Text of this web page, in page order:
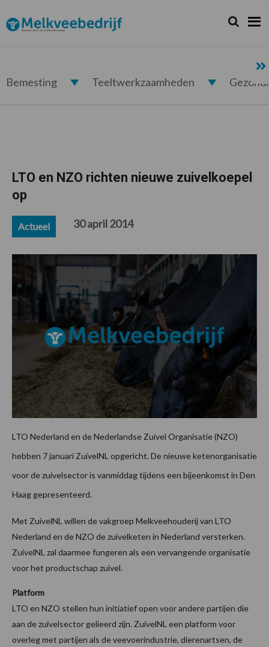
de
hoofdnavigatie
de
hoofd
de
eerste
de
voettekst
Melkveebedrijf.nl Zoeken...
Zoek
Bemesting Teeltwerkzaamheden
LTO en NZO richten nieuwe zuivelkoepel
op
Actueel 30 april 2014
LTO Nederland en de Nederlandse Zuivel Organisatie (NZO)
hebben 7 januari ZuivelNL opgericht. De nieuwe ketenorganisatie
voor de zuivelsector is vanmiddag tijdens een bijeenkomst in Den
Haag gepresenteerd.
Met ZuivelNL willen de vakgroep Melkveehouderij van LTO
Nederland en de NZO de zuivelketen in Nederland versterken.
ZuivelNL zal daarmee fungeren als een vervangende organisatie
voor het productschap zuivel.
Platform
LTO en NZO stellen hun initiatief open voor andere partijen die
aan de zuivelsector gelieerd zijn. ZuivelNL een platform voor
overleg met partijen als de veevoerindustrie, dierenartsen, de